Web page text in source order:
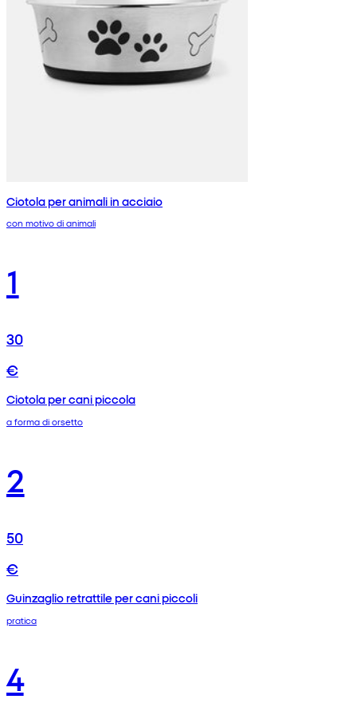
Ciotola per animali in acciaio
con motivo di animali
1
30
€
Ciotola per cani piccola
a forma di orsetto
2
50
€
Guinzaglio retrattile per cani piccoli
pratica
4